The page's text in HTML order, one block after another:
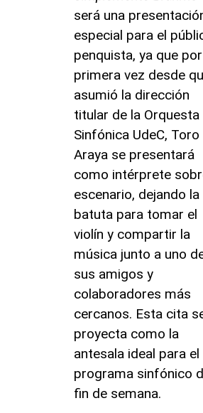
será una
especial para el
penquista, ya que por
primera vez desde
asumió la dirección
titular de la Orquesta
Sinfónica UdeC, Toro
Araya se presentará
como intérprete
escenario, dejando la
batuta para tomar el
violín y compartir la
música junto a uno
sus amigos y
colaboradores más
cercanos. Esta cita
proyecta como la
antesala ideal para el
programa sinfónico
fin de semana.